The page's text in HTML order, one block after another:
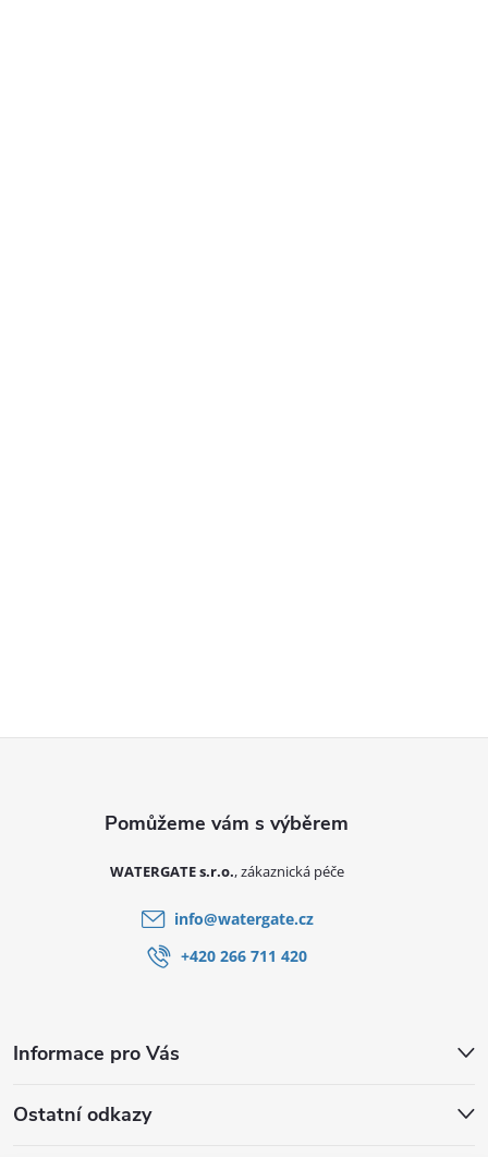
Informace pro Vás
Ostatní odkazy
WATERGATE s.r.o.
info@watergate.cz
+420 266 711 420